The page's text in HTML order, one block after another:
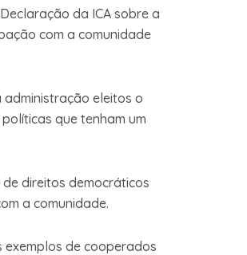
da ICA sobre a
com a comunidade
administração eleitos o
que tenham um
direitos democráticos
a comunidade.
exemplos de cooperados